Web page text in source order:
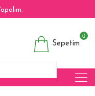
Sepetim
0